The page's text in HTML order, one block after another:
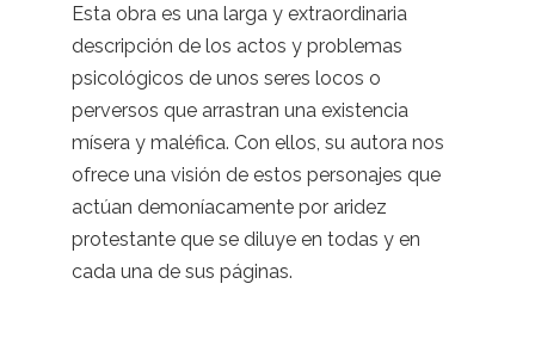
Esta obra es una larga y extraordinaria
descripción de los actos y problemas
psicológicos de unos seres locos o
perversos que arrastran una existencia
mísera y maléfica. Con ellos, su autora nos
ofrece una visión de estos personajes que
actúan demoníacamente por aridez
protestante que se diluye en todas y en
cada una de sus páginas.